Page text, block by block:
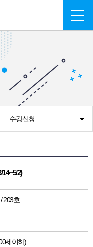
수강신청
2)
203호
세이하)